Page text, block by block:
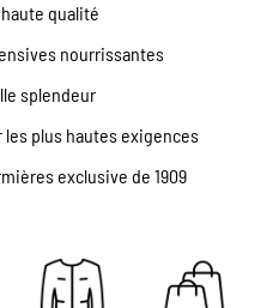
qualité
nourrissantes
splendeur
les plus hautes exigences
exclusive de 1909